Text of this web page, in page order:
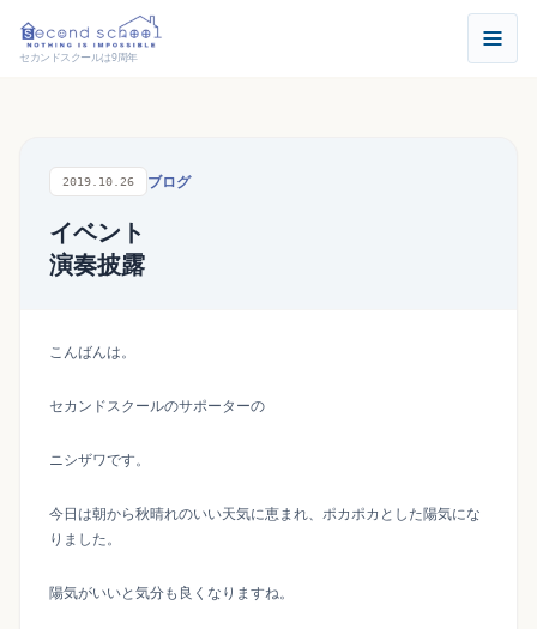
セカンドスクールは9周年
2019.10.26 ブログ
イベント
演奏披露
こんばんは。
セカンドスクールのサポーターの
ニシザワです。
今日は朝から秋晴れのいい天気に恵まれ、ポカポカとした陽気にな
りました。
陽気がいいと気分も良くなりますね。